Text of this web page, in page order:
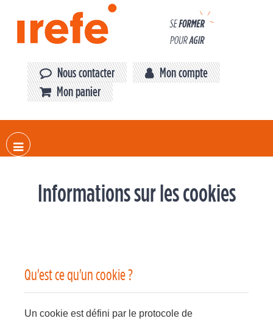
Nous contacter
Mon compte
Mon panier
Informations sur les cookies
Qu'est ce qu'un cookie ?
Un cookie est défini par le protocole de
Panneau de gestion des cookies